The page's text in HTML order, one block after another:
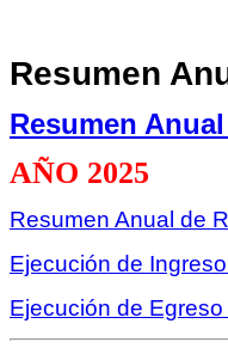
Resumen
Resumen
AÑO 2025
Resumen Anual de
Ejecución de
Ejecución de